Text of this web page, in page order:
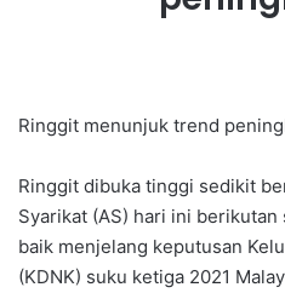
Ringgit menunjuk trend
Ringgit dibuka tinggi sedikit
Syarikat (AS) hari ini
baik menjelang keputusan
(KDNK) suku ketiga 2021